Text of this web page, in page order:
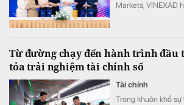
Markets, VINEXAD
Từ đường chạy đến hành trình đầu
tỏa trải nghiệm tài chính số
Tài chính
Trong khuôn khổ